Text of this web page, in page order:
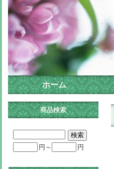
ホーム
商品検索
円～ 円